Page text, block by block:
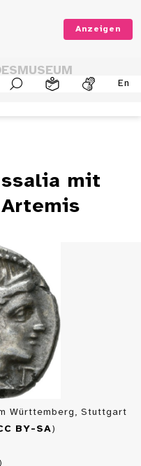
Anzeigen
En
mit
Württemberg, Stuttgart
BY-SA)